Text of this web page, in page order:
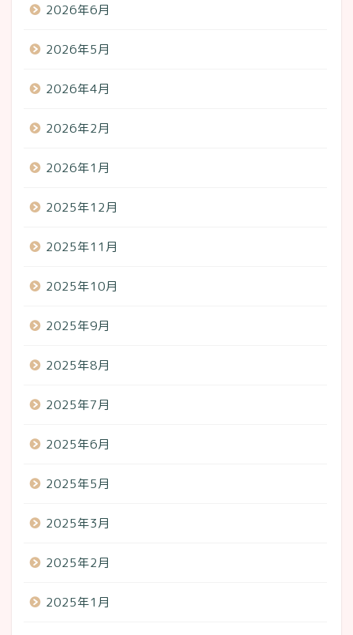
2026年6月
2026年5月
2026年4月
2026年2月
2026年1月
2025年12月
2025年11月
2025年10月
2025年9月
2025年8月
2025年7月
2025年6月
2025年5月
2025年3月
2025年2月
2025年1月